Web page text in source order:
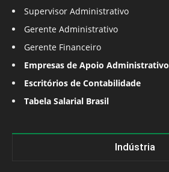
Supervisor Administrativo
Gerente Administrativo
Gerente Financeiro
Empresas de Apoio Administrativo
Escritórios de Contabilidade
Tabela Salarial Brasil
Indústria